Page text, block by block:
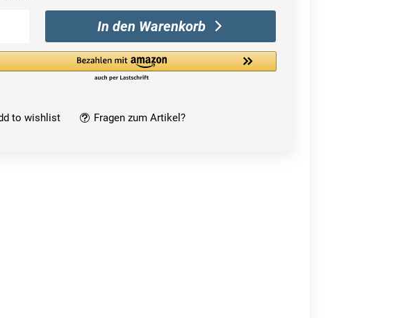
In den Warenkorb
to wishlist Fragen zum Artikel?